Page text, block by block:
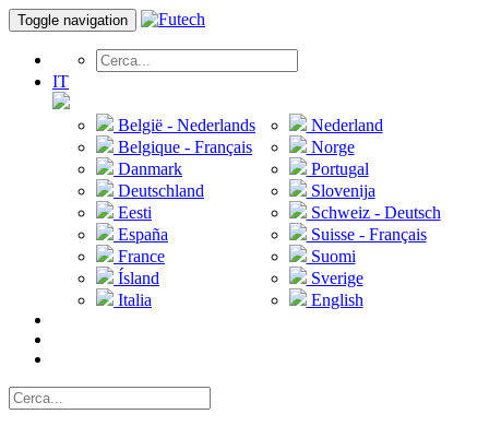
Toggle navigation
IT
België - Nederlands
Belgique - Français
Danmark
Deutschland
Eesti
España
France
Ísland
Italia
Nederland
Norge
Portugal
Slovenija
Schweiz - Deutsch
Suisse - Français
Suomi
Sverige
English